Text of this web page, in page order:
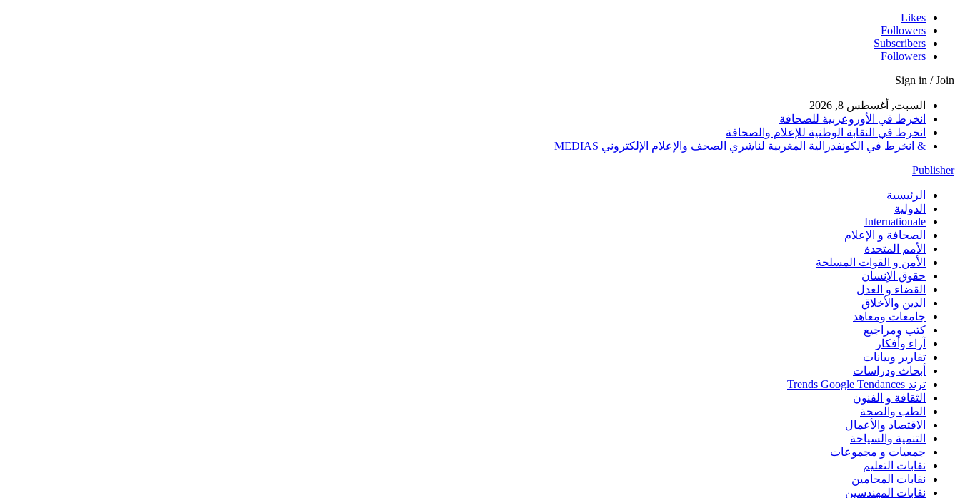
Likes
Followers
Subscribers
Followers
Sign in / Join
السبت, أغسطس 8, 2026
انخرط في الأوروعربية للصحافة
انخرط في النقابة الوطنية للإعلام والصحافة
& انخرط في الكونفدرالية المغربية لناشري الصحف والإعلام الإلكتروني MEDIAS
Publisher
الرئيسية
الدولية
Internationale
الصحافة و الإعلام
الأمم المتحدة
الأمن و القوات المسلحة
حقوق الإنسان
القضاء و العدل
الدين والأخلاق
جامعات ومعاهد
كتب ومراجيع
آراء وأفكار
تقارير وبيانات
أبحاث ودراسات
ترند Trends Google Tendances
الثقافة و الفنون
الطب والصحة
الاقتصاد والأعمال
التنمية والسياحة
جمعيات و مجموعات
نقابات التعليم
نقابات المحامين
نقابات المهندسين